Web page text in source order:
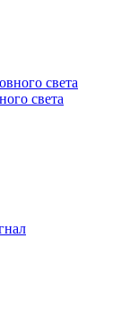
света